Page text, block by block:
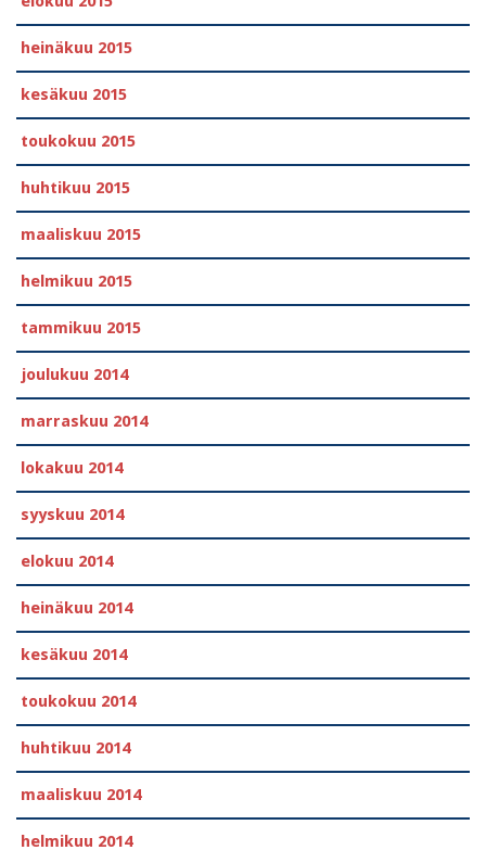
heinäkuu 2015
kesäkuu 2015
toukokuu 2015
huhtikuu 2015
maaliskuu 2015
helmikuu 2015
tammikuu 2015
joulukuu 2014
marraskuu 2014
lokakuu 2014
syyskuu 2014
elokuu 2014
heinäkuu 2014
kesäkuu 2014
toukokuu 2014
huhtikuu 2014
maaliskuu 2014
helmikuu 2014